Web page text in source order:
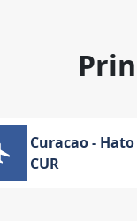
Curacao -
CUR